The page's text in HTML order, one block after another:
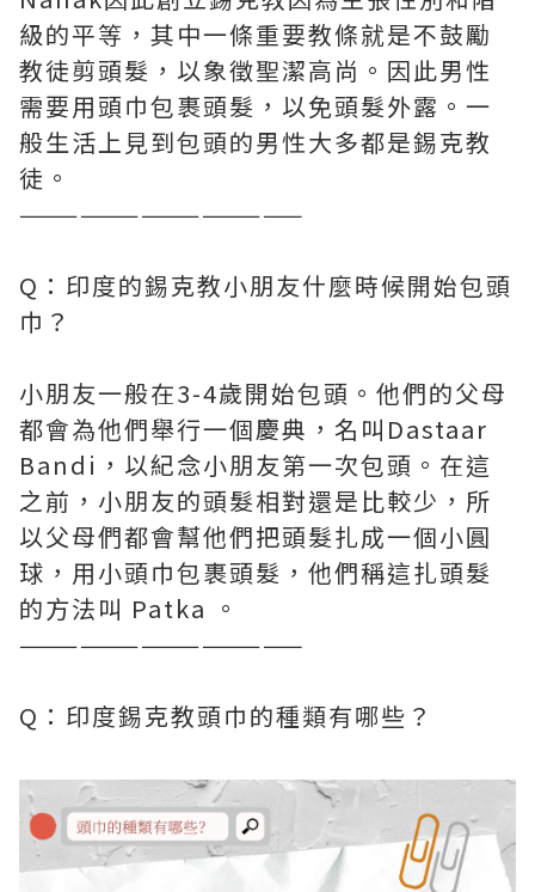
級的平等，其中一條重要教條就是不鼓勵
教徒剪頭髮，以象徵聖潔高尚。因此男性
需要用頭巾包裹頭髮，以免頭髮外露。一
般生活上見到包頭的男性大多都是錫克教
徒。
——————————————
Q：印度的錫克教小朋友什麼時候開始包頭
巾？
小朋友一般在3-4歲開始包頭。他們的父母
都會為他們舉行一個慶典，名叫Dastaar
Bandi，以紀念小朋友第一次包頭。在這
之前，小朋友的頭髮相對還是比較少，所
以父母們都會幫他們把頭髮扎成一個小圓
球，用小頭巾包裹頭髮，他們稱這扎頭髮
的方法叫 Patka 。
——————————————
Q：印度錫克教頭巾的種類有哪些？